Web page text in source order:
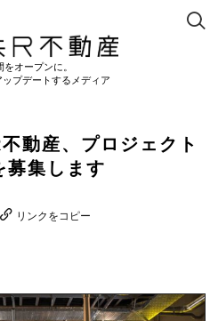
をオープンに。
プデートするメディア
動産、プロジェクト
募集します
リンクをコピー